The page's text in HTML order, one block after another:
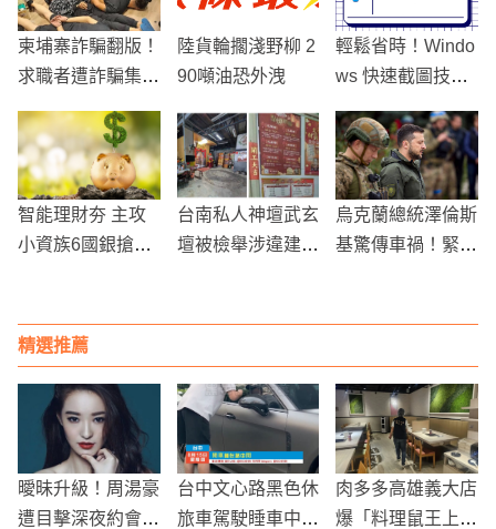
柬埔寨詐騙翻版！
求職者遭詐騙集團
「共食一碗泡麵」
長達一個月
陸貨輪擱淺野柳 2
90噸油恐外洩
輕鬆省時！Windo
ws 快速截圖技巧
智能理財夯 主攻
小資族6國銀搶大
台南私人神壇武玄
壇被檢舉涉違建、
烏克蘭總統澤倫斯
基驚傳車禍！緊急
精選推薦
曖昧升級！周湯豪
遭目擊深夜約會
台中文心路黑色休
旅車駕駛睡車中
肉多多高雄義大店
爆「料理鼠王上